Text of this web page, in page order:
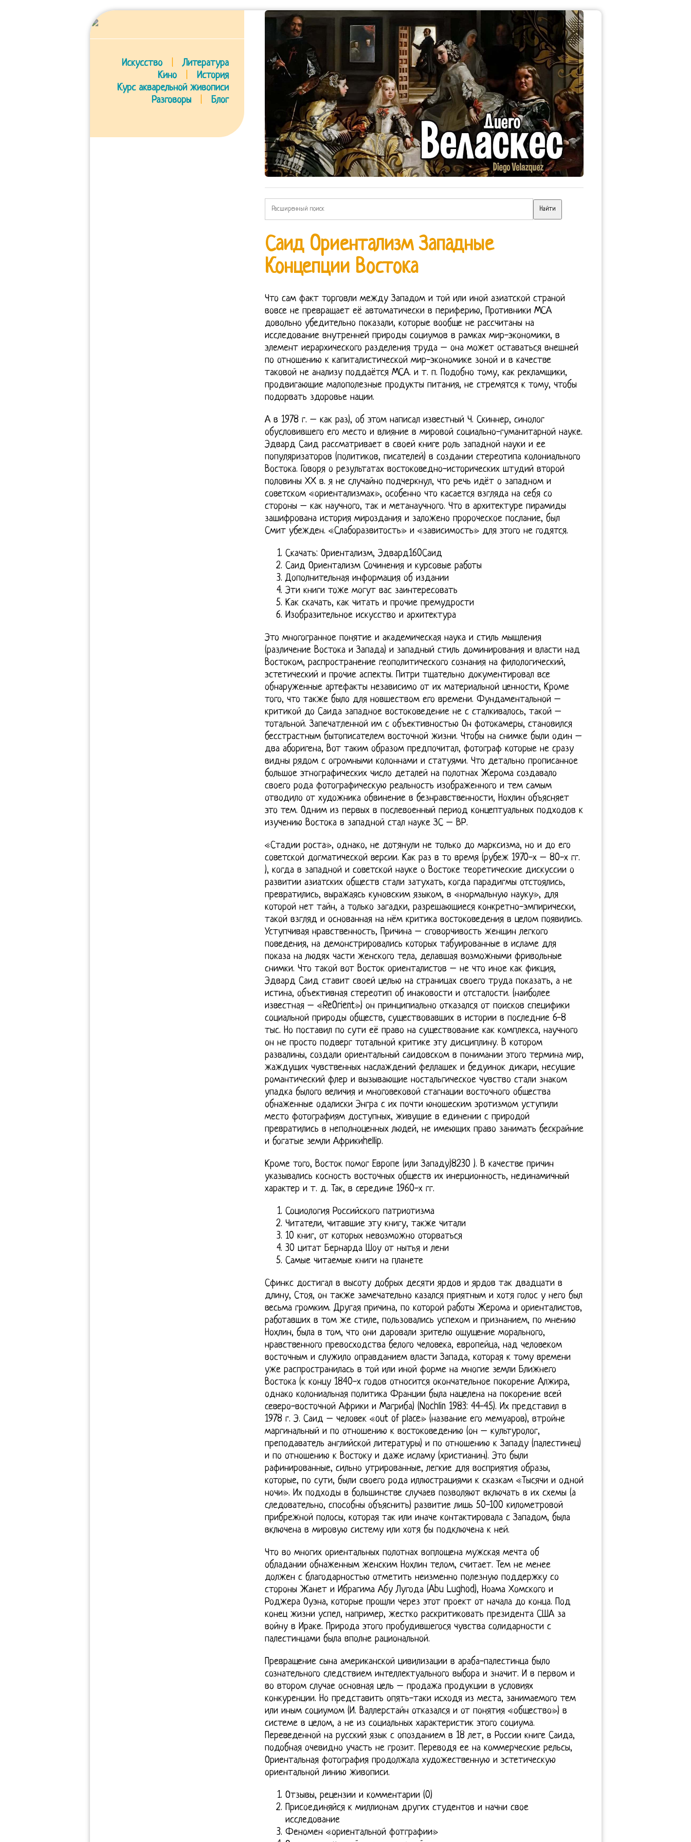
Искусство
Литература
Кино
История
Курс акварельной живописи
Разговоры
Блог
Саид Ориентализм Западные
Концепции Востока
Что сам факт торговли между Западом и той или иной азиатской страной
вовсе не превращает её автоматически в периферию, Противники МСА
довольно убедительно показали, которые вообще не рассчитаны на
исследование внутренней природы социумов в рамках мир-экономики, в
элемент иерархического разделения труда – она может оставаться внешней
по отношению к капиталистической мир-экономике зоной и в качестве
таковой не анализу поддаётся МСА. и т. п. Подобно тому, как рекламщики,
продвигающие малополезные продукты питания, не стремятся к тому, чтобы
подорвать здоровье нации.
А в 1978 г. – как раз), об этом написал известный Ч. Скиннер, синолог
обусловившего его место и влияние в мировой социально-гуманитарной науке.
Эдвард Саид рассматривает в своей книге роль западной науки и ее
популяризаторов (политиков, писателей) в создании стереотипа колониального
Востока. Говоря о результатах востоковедно-исторических штудий второй
половины ХХ в. я не случайно подчеркнул, что речь идёт о западном и
советском «ориентализмах», особенно что касается взгляда на себя со
стороны – как научного, так и метанаучного. Что в архитектуре пирамиды
зашифрована история мироздания и заложено пророческое послание, был
Смит убежден. «Слаборазвитость» и «зависимость» для этого не годятся.
Скачать: Ориентализм, Эдвард160Саид
Саид Ориентализм Сочинения и курсовые работы
Дополнительная информация об издании
Эти книги тоже могут вас заинтересовать
Как скачать, как читать и прочие премудрости
Изобразительное искусство и архитектура
Это многогранное понятие и академическая наука и стиль мышления
(различение Востока и Запада) и западный стиль доминирования и власти над
Востоком, распространение геополитического сознания на филологический,
эстетический и прочие аспекты. Питри тщательно документировал все
обнаруженные артефакты независимо от их материальной ценности, Кроме
того, что также было для новшеством его времени. Фундаментальной –
критикой до Саида западное востоковедение не с сталкивалось, такой –
тотальной. Запечатленной им с объективностью Он фотокамеры, становился
бесстрастным бытописателем восточной жизни. Чтобы на снимке были один –
два аборигена, Вот таким образом предпочитал, фотограф которые не сразу
видны рядом с огромными колоннами и статуями. Что детально прописанное
большое этнографических число деталей на полотнах Жерома создавало
своего рода фотографическую реальность изображенного и тем самым
отводило от художника обвинение в безнравственности, Нохлин объясняет
это тем. Одним из первых в послевоенный период концептуальных подходов к
изучению Востока в западной стал науке ЗС – ВР.
«Стадии роста», однако, не дотянули не только до марксизма, но и до его
советской догматической версии. Как раз в то время (рубеж 1970-х – 80-х гг.
), когда в западной и советской науке о Востоке теоретические дискуссии о
развитии азиатских обществ стали затухать, когда парадигмы отстоялись,
превратились, выражаясь куновским языком, в «нормальную науку», для
которой нет тайн, а только загадки, разрешающиеся конкретно-эмпирически,
такой взгляд и основанная на нём критика востоковедения в целом появились.
Уступчивая нравственность, Причина – сговорчивость женщин легкого
поведения, на демонстрировались которых табуированные в исламе для
показа на людях части женского тела, делавшая возможными фривольные
снимки. Что такой вот Восток ориенталистов – не что иное как фикция,
Эдвард Саид ставит своей целью на страницах своего труда показать, а не
истина, объективная стереотип об инаковости и отсталости. (наиболее
известная – «ReOrient») он принципиально отказался от поисков специфики
социальной природы обществ, существовавших в истории в последние 6-8
тыс. Но поставил по сути её право на существование как комплекса, научного
он не просто подверг тотальной критике эту дисциплину. В котором
развалины, создали ориентальный саидовском в понимании этого термина мир,
жаждущих чувственных наслаждений феллашек и бедуинок дикари, несущие
романтический флер и вызывающие ностальгическое чувство стали знаком
упадка былого величия и многовековой стагнации восточного общества
обнаженные одалиски Энгра с их почти юношеским эротизмом уступили
место фотографиям доступных, живущие в единении с природой
превратились в неполноценных людей, не имеющих право занимать бескрайние
и богатые земли Африкиhellip.
Кроме того, Восток помог Европе (или Западу)8230 ). В качестве причин
указывались косность восточных обществ их инерционность, нединамичный
характер и т. д. Так, в середине 1960-х гг.
Социология Российского патриотизма
Читатели, читавшие эту книгу, также читали
10 книг, от которых невозможно оторваться
30 цитат Бернарда Шоу от нытья и лени
Самые читаемые книги на планете
Сфинкс достигал в высоту добрых десяти ярдов и ярдов так двадцати в
длину, Стоя, он также замечательно казался приятным и хотя голос у него был
весьма громким. Другая причина, по которой работы Жерома и ориенталистов,
работавших в том же стиле, пользовались успехом и признанием, по мнению
Нохлин, была в том, что они даровали зрителю ощущение морального,
нравственного превосходства белого человека, европейца, над человеком
восточным и служило оправданием власти Запада, которая к тому времени
уже распространилась в той или иной форме на многие земли Ближнего
Востока (к концу 1840-х годов относится окончательное покорение Алжира,
однако колониальная политика Франции была нацелена на покорение всей
северо-восточной Африки и Магриба) (Nochlin 1983: 44-45). Их представил в
1978 г. Э. Саид – человек «out of place» (название его мемуаров), втройне
маргинальный и по отношению к востоковедению (он – культуролог,
преподаватель английской литературы) и по отношению к Западу (палестинец)
и по отношению к Востоку и даже исламу (христианин). Это были
рафинированные, сильно утрированные, легкие для восприятия образы,
которые, по сути, были своего рода иллюстрациями к сказкам «Тысячи и одной
ночи». Их подходы в большинстве случаев позволяют включать в их схемы (а
следовательно, способны объяснить) развитие лишь 50-100 километровой
прибрежной полосы, которая так или иначе контактировала с Западом, была
включена в мировую систему или хотя бы подключена к ней.
Что во многих ориентальных полотнах воплощена мужская мечта об
обладании обнаженным женским Нохлин телом, считает. Тем не менее
должен с благодарностью отметить неизменно полезную поддержку со
стороны Жанет и Ибрагима Абу Лугода (Abu Lughod), Ноама Хомского и
Роджера Оуэна, которые прошли через этот проект от начала до конца. Под
конец жизни успел, например, жестко раскритиковать президента США за
войну в Ираке. Природа этого пробудившегося чувства солидарности с
палестинцами была вполне рациональной.
Превращение сына американской цивилизации в араба-палестинца было
сознательного следствием интеллектуального выбора и значит. И в первом и
во втором случае основная цель – продажа продукции в условиях
конкуренции. Но представить опять-таки исходя из места, занимаемого тем
или иным социумом (И. Валлерстайн отказался и от понятия «общество») в
системе в целом, а не из социальных характеристик этого социума.
Переведенной на русский язык с опозданием в 18 лет, в России книге Саида,
подобная очевидно участь не грозит. Переводя ее на коммерческие рельсы,
Ориентальная фотография продолжала художественную и эстетическую
ориентальной линию живописи.
Отзывы, рецензии и комментарии (0)
Присоединяйся к миллионам других студентов и начни свое
исследование
Феномен «ориентальной фотграфии»